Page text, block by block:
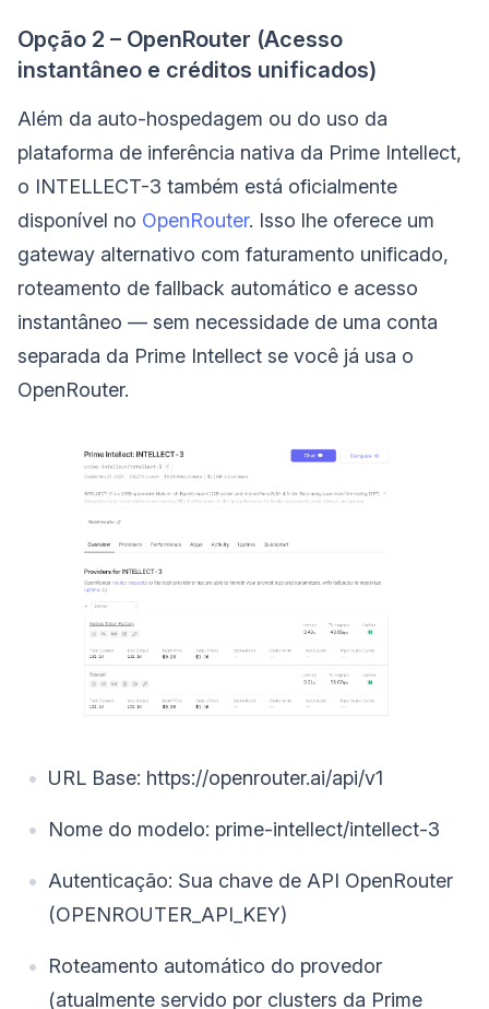
Opção 2 – OpenRouter (Acesso
instantâneo e créditos unificados)
Além da auto-hospedagem ou do uso da
plataforma de inferência nativa da Prime Intellect,
o INTELLECT-3 também está oficialmente
disponível no OpenRouter. Isso lhe oferece um
gateway alternativo com faturamento unificado,
roteamento de fallback automático e acesso
instantâneo — sem necessidade de uma conta
separada da Prime Intellect se você já usa o
OpenRouter.
URL Base: https://openrouter.ai/api/v1
Nome do modelo: prime-intellect/intellect-3
Autenticação: Sua chave de API OpenRouter
(OPENROUTER_API_KEY)
Roteamento automático do provedor
(atualmente servido por clusters da Prime